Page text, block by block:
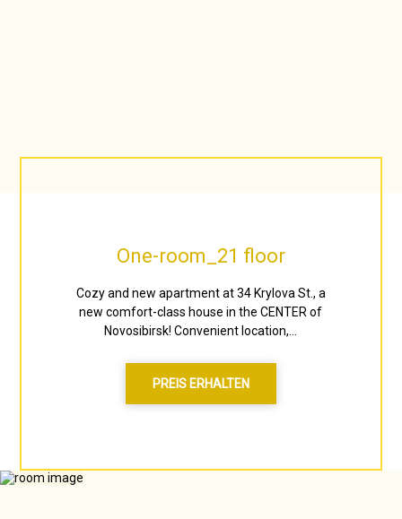
One-room_21 floor
Cozy and new apartment at 34 Krylova St., a
new comfort-class house in the CENTER of
Novosibirsk! Convenient location,...
PREIS ERHALTEN